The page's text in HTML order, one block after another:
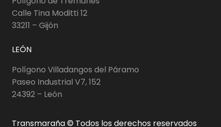
Calle Tina Moditti 12
33211 – Gijón
LEÓN
Polígono Villadangos del Páramo
Paseo Industrial V7, 152
24392 – León
Transmaraña © Todos los derechos reservados